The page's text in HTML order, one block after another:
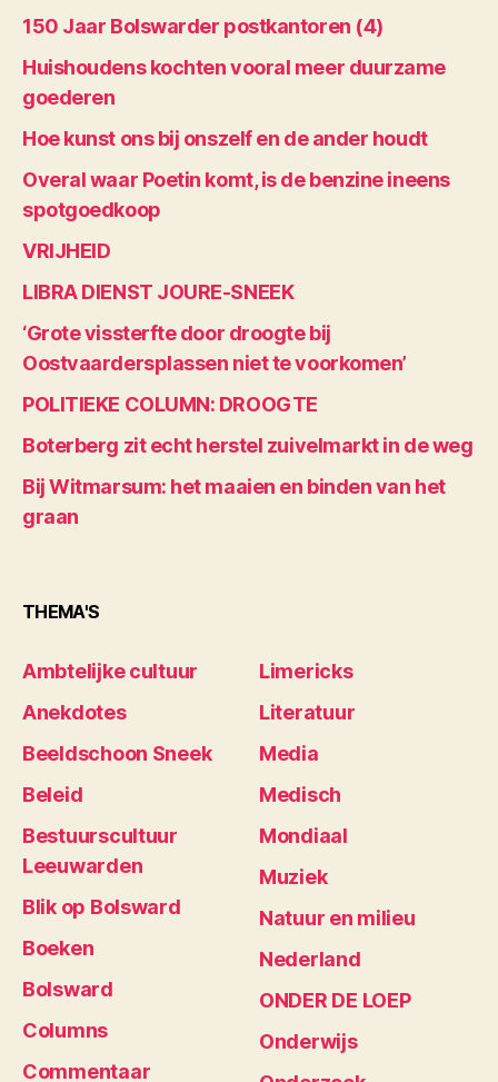
150 Jaar Bolswarder postkantoren (4)
Huishoudens kochten vooral meer duurzame
goederen
Hoe kunst ons bij onszelf en de ander houdt
Overal waar Poetin komt, is de benzine ineens
spotgoedkoop
VRIJHEID
LIBRA DIENST JOURE-SNEEK
‘Grote vissterfte door droogte bij
Oostvaardersplassen niet te voorkomen’
POLITIEKE COLUMN: DROOGTE
Boterberg zit echt herstel zuivelmarkt in de weg
Bij Witmarsum: het maaien en binden van het
graan
THEMA'S
Ambtelijke cultuur
Anekdotes
Beeldschoon Sneek
Beleid
Bestuurscultuur
Leeuwarden
Blik op Bolsward
Boeken
Bolsward
Columns
Commentaar
Limericks
Literatuur
Media
Medisch
Mondiaal
Muziek
Natuur en milieu
Nederland
ONDER DE LOEP
Onderwijs